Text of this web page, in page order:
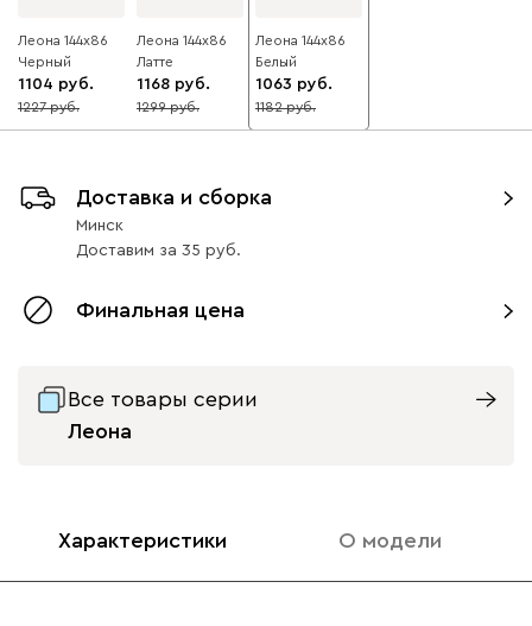
Леона 144x86
Черный
1104
10
1227
Леона 144x86
Латте
1168
10
1299
Леона 144x86
Белый
1063
10
1182
Доставка и сборка
Минск
Доставим за 35
Финальная цена
Все товары серии
Леона
Характеристики О модели